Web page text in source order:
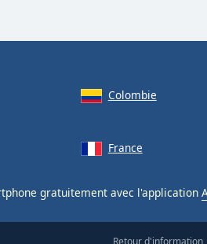
Colombie
France
gratuitement avec l'application